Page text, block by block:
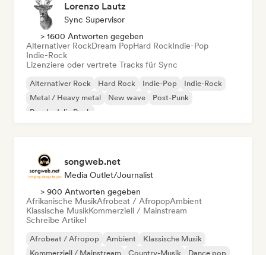
Lorenzo Lautz
Sync Supervisor
> 1600 Antworten gegeben
Alternativer RockDream PopHard RockIndie-Pop
Indie-Rock
Lizenziere oder vertrete Tracks für Sync
Alternativer Rock Hard Rock Indie-Pop
Indie-Rock
Metal / Heavy metal
New wave
Post-Punk
Psychedelic Rock
songweb.net
Media Outlet/Journalist
> 900 Antworten gegeben
Afrikanische MusikAfrobeat / AfropopAmbient
Klassische MusikKommerziell / Mainstream
Schreibe Artikel
Afrobeat / Afropop Ambient
Klassische Musik
Kommerziell / Mainstream
Country-Musik Dance pop